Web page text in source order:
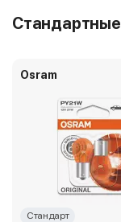
Стандартные
Osram
Стандарт